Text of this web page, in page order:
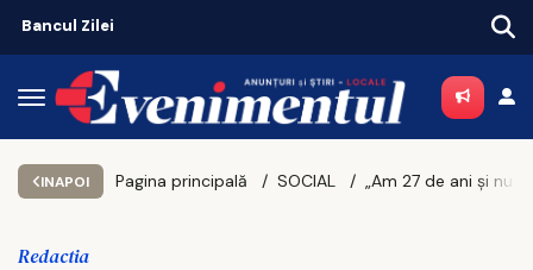
Bancul Zilei
INAPOI Pagina principală SOCIAL
Redactia